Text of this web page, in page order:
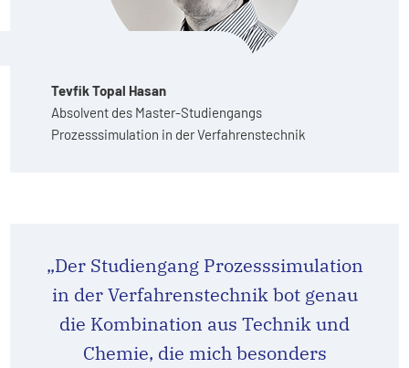
Tevfik Topal Hasan
Absolvent des Master-Studiengangs
Prozesssimulation in der Verfahrenstechnik
„Der Studiengang Prozesssimulation
in der Verfahrenstechnik bot genau
die Kombination aus Technik und
Chemie, die mich besonders